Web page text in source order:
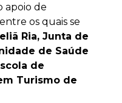
apoio de
os quais se
Ria, Junta de
de Saúde
de
Turismo de